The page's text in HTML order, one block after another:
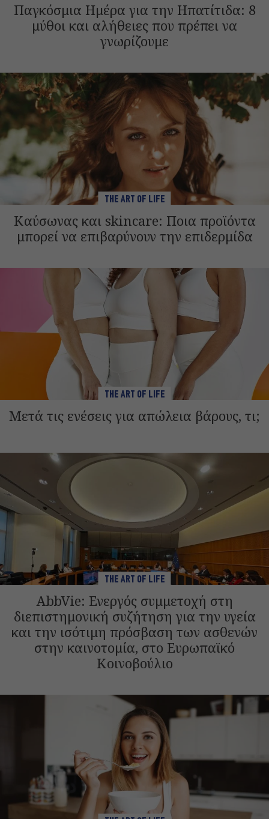
Παγκόσμια Ημέρα για την Ηπατίτιδα: 8
μύθοι και αλήθειες που πρέπει να
γνωρίζουμε
THE ART OF LIFE
Καύσωνας και skincare: Ποια προϊόντα
μπορεί να επιβαρύνουν την επιδερμίδα
THE ART OF LIFE
Μετά τις ενέσεις για απώλεια βάρους, τι;
THE ART OF LIFE
AbbVie: Ενεργός συμμετοχή στη
διεπιστημονική συζήτηση για την υγεία
και την ισότιμη πρόσβαση των ασθενών
στην καινοτομία, στο Ευρωπαϊκό
Κοινοβούλιο